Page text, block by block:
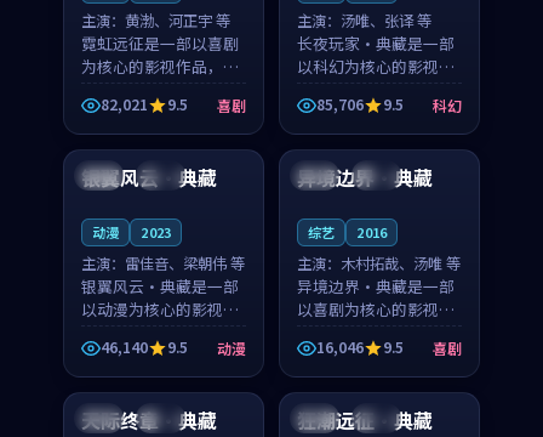
主演： 黄渤、河正宇 等
霓虹远征是一部以喜剧
为核心的影视作品，围
绕危机、反转与人物成
长展开，整体节奏紧
凑，值得推荐观看。
82,021 9.5 喜剧
主演： 汤唯、张译 等
长夜玩家·典藏是一部
以科幻为核心的影视作
品，围绕危机、反转与
人物成长展开，整体节
奏紧凑，值得推荐观
看。
85,706 9.5 科幻
日本 高分
银翼风云·典藏
动漫 2023
主演： 雷佳音、梁朝伟 等
银翼风云·典藏是一部
以动漫为核心的影视作
品，围绕危机、反转与
人物成长展开，整体节
奏紧凑，值得推荐观
看。
46,140 9.5 动漫
泰国 独播
异境边界·典藏
综艺 2016
主演： 木村拓哉、汤唯 等
异境边界·典藏是一部
以喜剧为核心的影视作
品，围绕危机、反转与
人物成长展开，整体节
奏紧凑，值得推荐观
看。
16,046 9.5 喜剧
日本 热播
天际终章·典藏 中国 独播
狂潮远征·典藏